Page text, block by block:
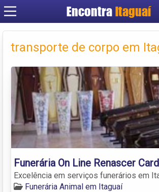
EncontraItaguaí
Cadastrar
Criar conta
transporte de corpo em
Funerária On Line Renascer
Excelência em serviços funerários em
Funerária Animal em Itaguaí